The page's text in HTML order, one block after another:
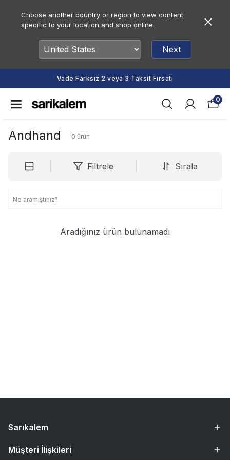
Choose another country or region to view content
specific to your location and shop online.
Next
Vade Farksız 2 veya 3 Taksit Fırsatı
0
Andhand 0 ürün
Filtrele Sırala
Aradığınız ürün bulunamadı
Sarıkalem
Müşteri İlişkileri